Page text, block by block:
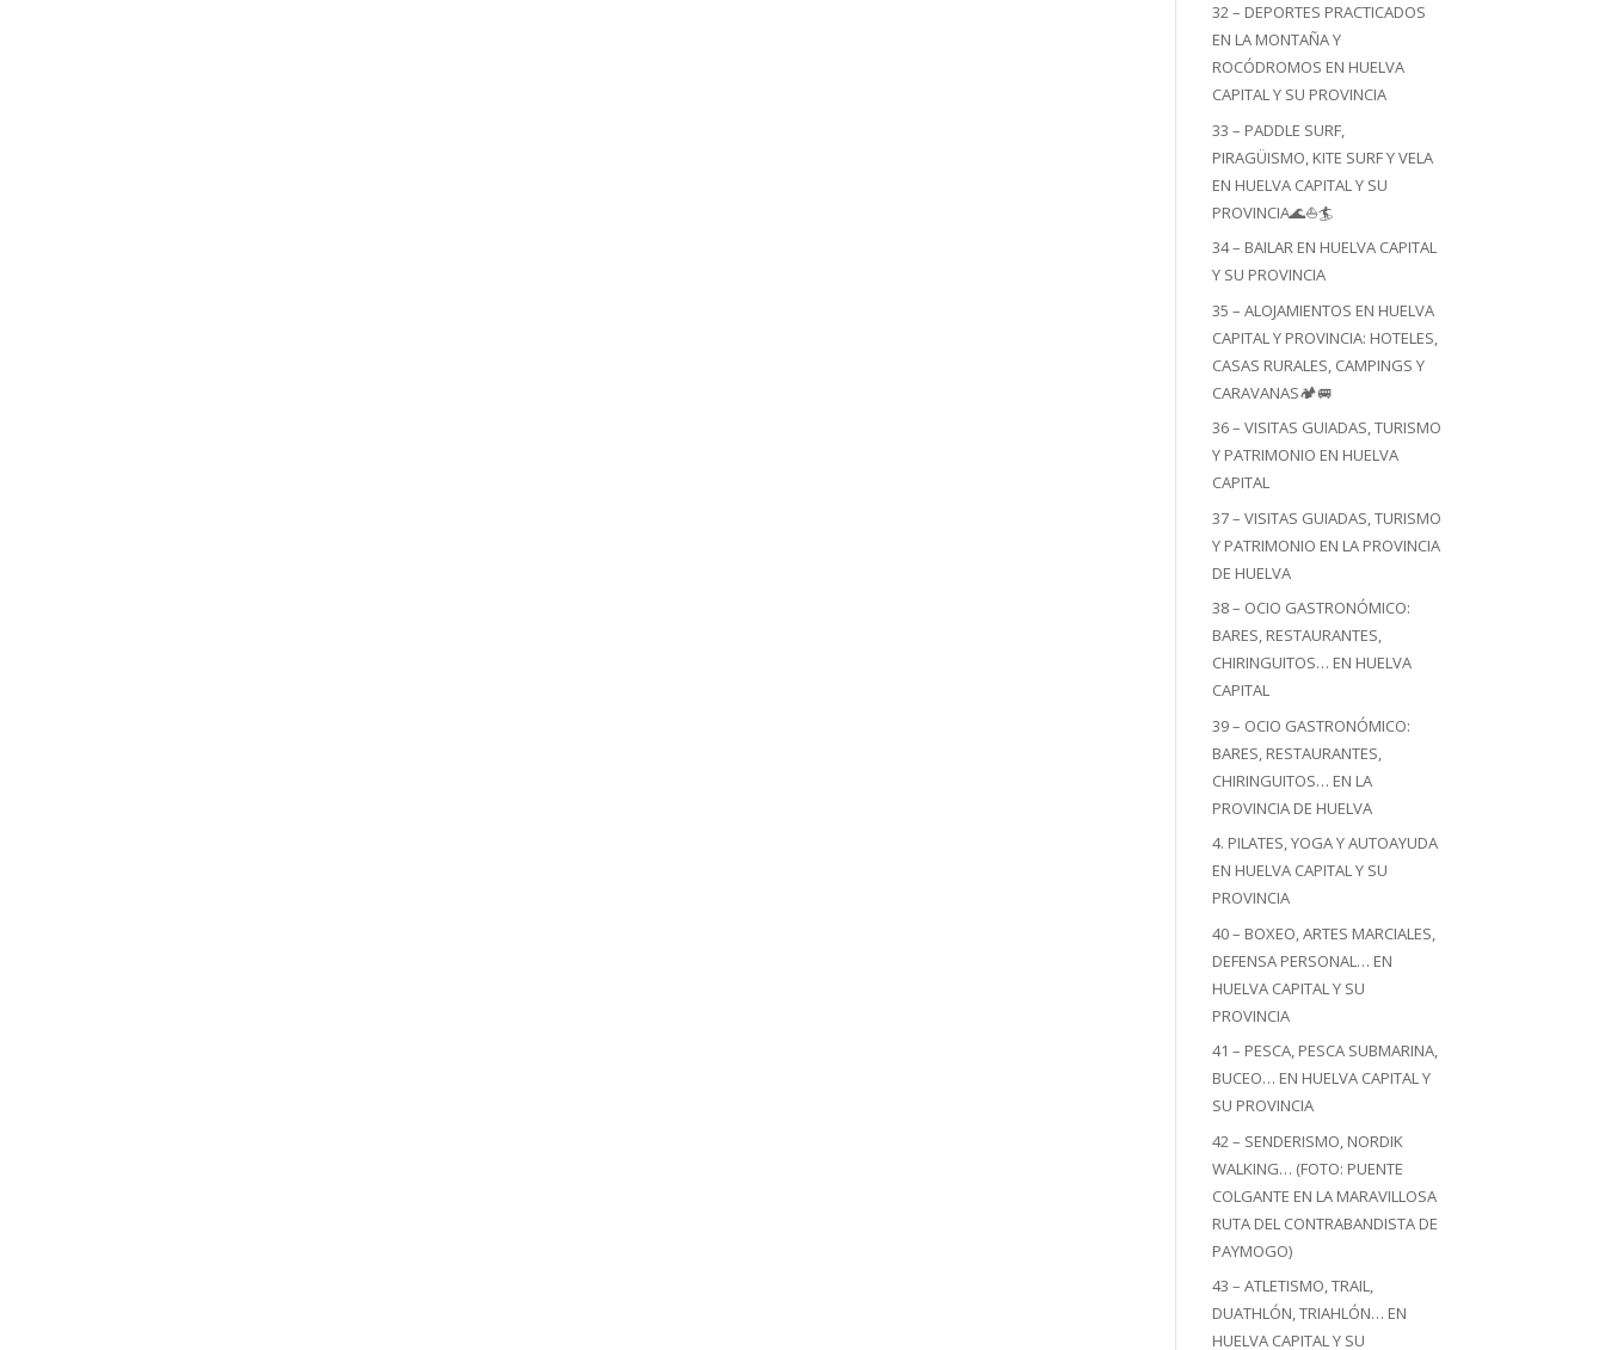
32 – DEPORTES PRACTICADOS
EN LA MONTAÑA Y
ROCÓDROMOS EN HUELVA
CAPITAL Y SU PROVINCIA
33 – PADDLE SURF,
PIRAGÜISMO, KITE SURF Y VELA
EN HUELVA CAPITAL Y SU
PROVINCIA🌊⛵🏄
34 – BAILAR EN HUELVA CAPITAL
Y SU PROVINCIA
35 – ALOJAMIENTOS EN HUELVA
CAPITAL Y PROVINCIA: HOTELES,
CASAS RURALES, CAMPINGS Y
CARAVANAS🏕️🚐
36 – VISITAS GUIADAS, TURISMO
Y PATRIMONIO EN HUELVA
CAPITAL
37 – VISITAS GUIADAS, TURISMO
Y PATRIMONIO EN LA PROVINCIA
DE HUELVA
38 – OCIO GASTRONÓMICO:
BARES, RESTAURANTES,
CHIRINGUITOS… EN HUELVA
CAPITAL
39 – OCIO GASTRONÓMICO:
BARES, RESTAURANTES,
CHIRINGUITOS… EN LA
PROVINCIA DE HUELVA
4. PILATES, YOGA Y AUTOAYUDA
EN HUELVA CAPITAL Y SU
PROVINCIA
40 – BOXEO, ARTES MARCIALES,
DEFENSA PERSONAL… EN
HUELVA CAPITAL Y SU
PROVINCIA
41 – PESCA, PESCA SUBMARINA,
BUCEO… EN HUELVA CAPITAL Y
SU PROVINCIA
42 – SENDERISMO, NORDIK
WALKING… (FOTO: PUENTE
COLGANTE EN LA MARAVILLOSA
RUTA DEL CONTRABANDISTA DE
PAYMOGO)
43 – ATLETISMO, TRAIL,
DUATHLÓN, TRIAHLÓN… EN
HUELVA CAPITAL Y SU